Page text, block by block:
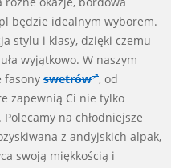
będzie idealnym wyborem.
stylu i klasy, dzięki czemu
wyjątkowo. W naszym
fasony swetrów , od
zapewnią Ci nie tylko
na chłodniejsze
z andyjskich alpak,
swoją miękkością i